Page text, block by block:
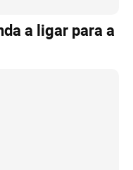
a ligar para a